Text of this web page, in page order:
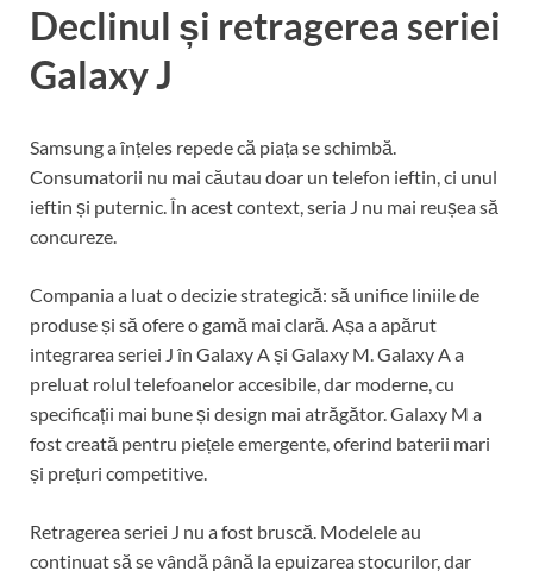
Declinul și retragerea seriei
Galaxy J
Samsung a înțeles repede că piața se schimbă.
Consumatorii nu mai căutau doar un telefon ieftin, ci unul
ieftin și puternic. În acest context, seria J nu mai reușea să
concureze.
Compania a luat o decizie strategică: să unifice liniile de
produse și să ofere o gamă mai clară. Așa a apărut
integrarea seriei J în Galaxy A și Galaxy M. Galaxy A a
preluat rolul telefoanelor accesibile, dar moderne, cu
specificații mai bune și design mai atrăgător. Galaxy M a
fost creată pentru piețele emergente, oferind baterii mari
și prețuri competitive.
Retragerea seriei J nu a fost bruscă. Modelele au
continuat să se vândă până la epuizarea stocurilor, dar